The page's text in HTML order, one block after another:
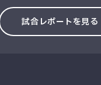
試合レポートを見る